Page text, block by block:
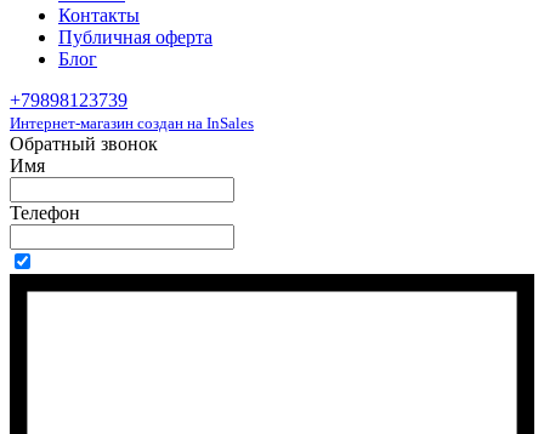
Контакты
Публичная оферта
Блог
+79898123739
Интернет-магазин создан на InSales
Обратный звонок
Имя
Телефон